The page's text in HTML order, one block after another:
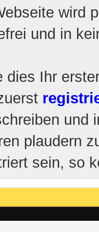
wird
und in
dies Ihr
und
plaudern
sein, so